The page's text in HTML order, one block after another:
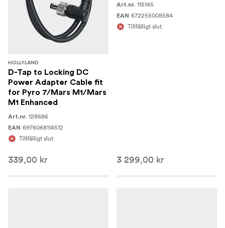
HOLLYLAND
D-Tap to Locking DC
Power Adapter Cable fit
for Pyro 7/Mars M1/Mars
M1 Enhanced
Art.nr. 128686
EAN 6976068114512
Tillfälligt slut
339,00 kr
Art.nr. 115145
EAN 672255008584
Tillfälligt slut
3 299,00 kr